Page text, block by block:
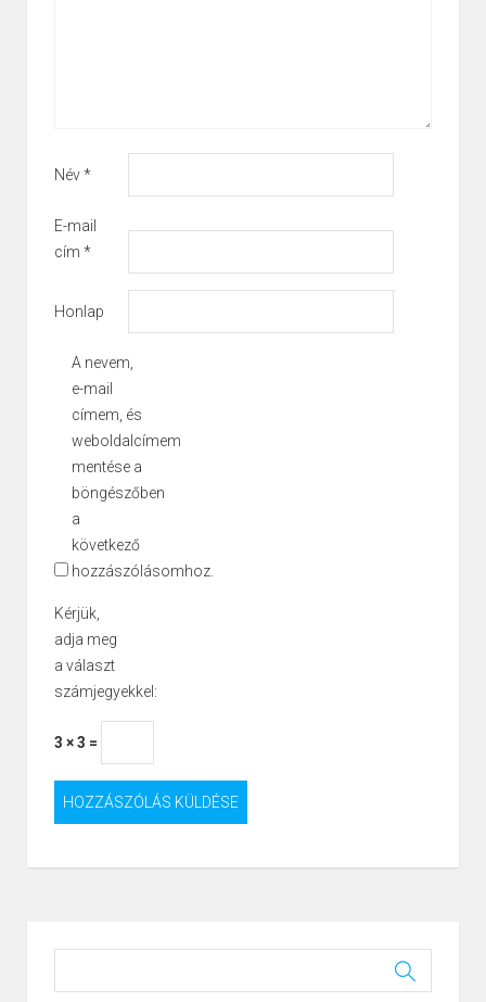
Név*
E-mail
cím *
Honlap
A nevem,
e-mail
címem, és
weboldalcímem
mentése a
böngészőben
a
következő
hozzászólásomhoz.
Kérjük,
adja meg
a választ
számjegyekkel:
3 × 3 =